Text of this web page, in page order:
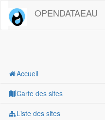
OPENDATAEAU
Accueil
Carte des sites
Liste des sites